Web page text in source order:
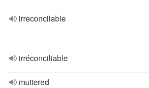
irreconcilable
irréconciliable
muttered